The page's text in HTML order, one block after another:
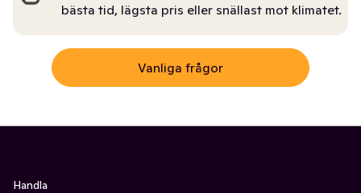
bästa tid, lägsta pris eller snällast mot klimatet.
Vanliga frågor
Handla